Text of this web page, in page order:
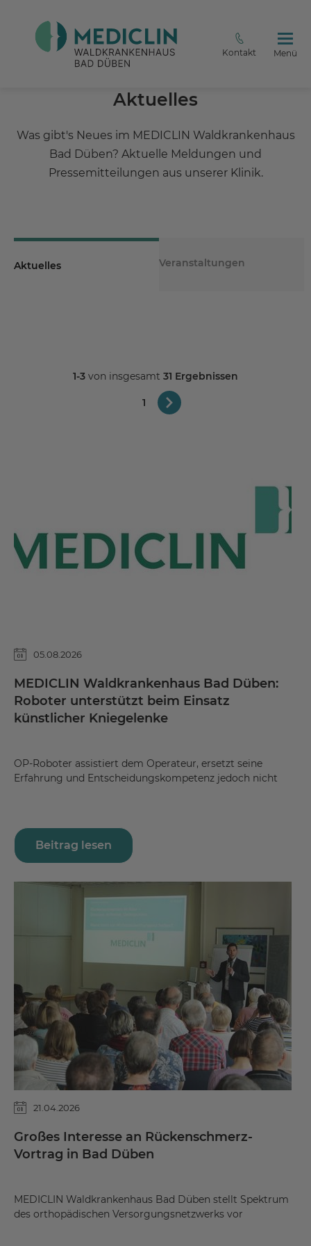
Kontakt Menü
Aktuelles
Was gibt's Neues im MEDICLIN Waldkrankenhaus
Bad Düben? Aktuelle Meldungen und
Pressemitteilungen aus unserer Klinik.
Aktuelles Veranstaltungen
1
1-3 von insgesamt 31 Ergebnissen
05.08.2026
MEDICLIN Waldkrankenhaus Bad Düben:
Roboter unterstützt beim Einsatz
künstlicher Kniegelenke
OP-Roboter assistiert dem Operateur, ersetzt seine
Erfahrung und Entscheidungskompetenz jedoch nicht
Beitrag lesen
21.04.2026
Großes Interesse an Rückenschmerz-
Vortrag in Bad Düben
MEDICLIN Waldkrankenhaus Bad Düben stellt Spektrum
des orthopädischen Versorgungsnetzwerks vor